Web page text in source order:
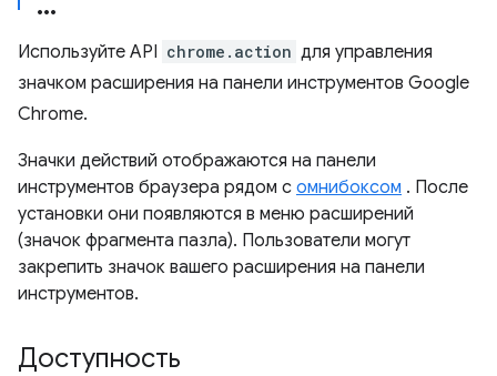
Используйте API chrome.action для управления
значком расширения на панели инструментов Google
Chrome.
Значки действий отображаются на панели
инструментов браузера рядом с омнибоксом . После
установки они появляются в меню расширений
(значок фрагмента пазла). Пользователи могут
закрепить значок вашего расширения на панели
инструментов.
Доступность